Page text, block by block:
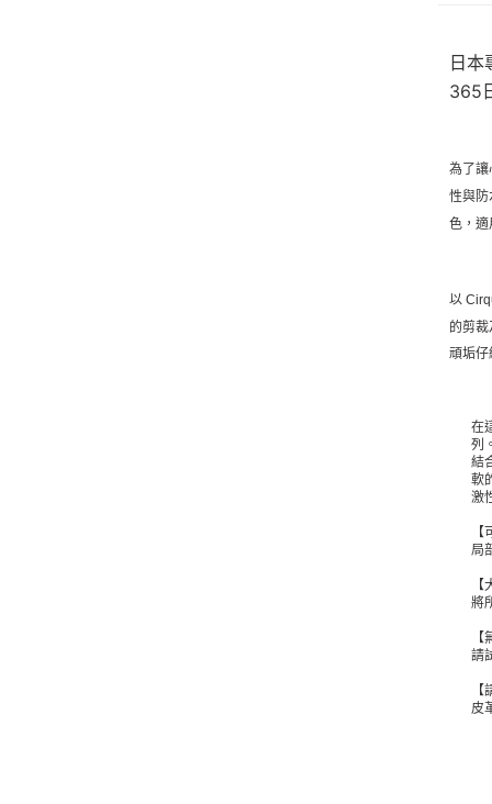
日
365
為了讓
性與防
色，適
以
的剪
頑垢仔
在
列
結
軟
激
局
將
請
皮